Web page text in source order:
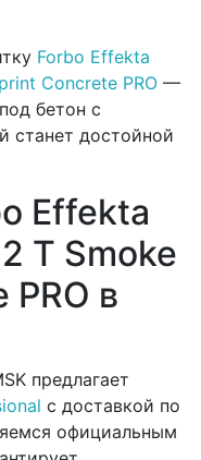
Forbo Effekta
Concrete PRO —
бетон с
станет достойной
Effekta
T Smoke
в
предлагает
с доставкой по
официальным